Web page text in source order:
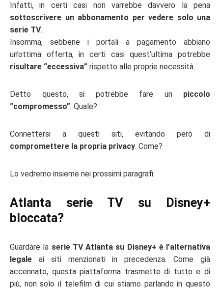
Infatti, in certi casi non varrebbe davvero la pena
sottoscrivere un abbonamento per vedere solo una
serie TV.
Insomma, sebbene i portali a pagamento abbiano
un’ottima offerta, in certi casi quest’ultima potrebbe
risultare “eccessiva” rispetto alle proprie necessità.
Detto questo, si potrebbe fare un piccolo
“compromesso”. Quale?
Connettersi a questi siti, evitando però di
compromettere la propria privacy. Come?
Lo vedremo insieme nei prossimi paragrafi.
Atlanta serie TV su Disney+
bloccata?
Guardare la serie TV Atlanta su Disney+ è l’alternativa
legale ai siti menzionati in precedenza. Come già
accennato, questa piattaforma trasmette di tutto e di
più, non solo il telefilm di cui stiamo parlando in questo